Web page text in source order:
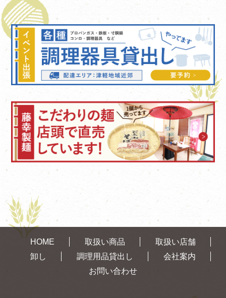
HOME 取扱い商品
取扱い店舗
卸し
調理用品貸出し
会社案内
お問い合わせ